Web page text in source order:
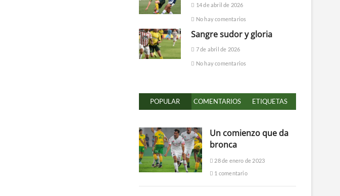
14 de abril de 2026
No hay comentarios
Sangre sudor y gloria
7 de abril de 2026
No hay comentarios
POPULAR COMENTARIOS ETIQUETAS
Un comienzo que da
bronca
28 de enero de 2023
1 comentario